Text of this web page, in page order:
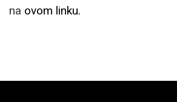
na ovom linku.